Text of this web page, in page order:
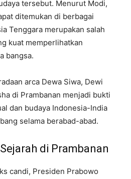
tersebut. Menurut Modi,
ditemukan di berbagai
Tenggara merupakan salah
kuat memperlihatkan
bangsa.
arca Dewa Siwa, Dewi
di Prambanan menjadi bukti
dan budaya Indonesia-India
selama berabad-abad.
di Prambanan
candi, Presiden Prabowo